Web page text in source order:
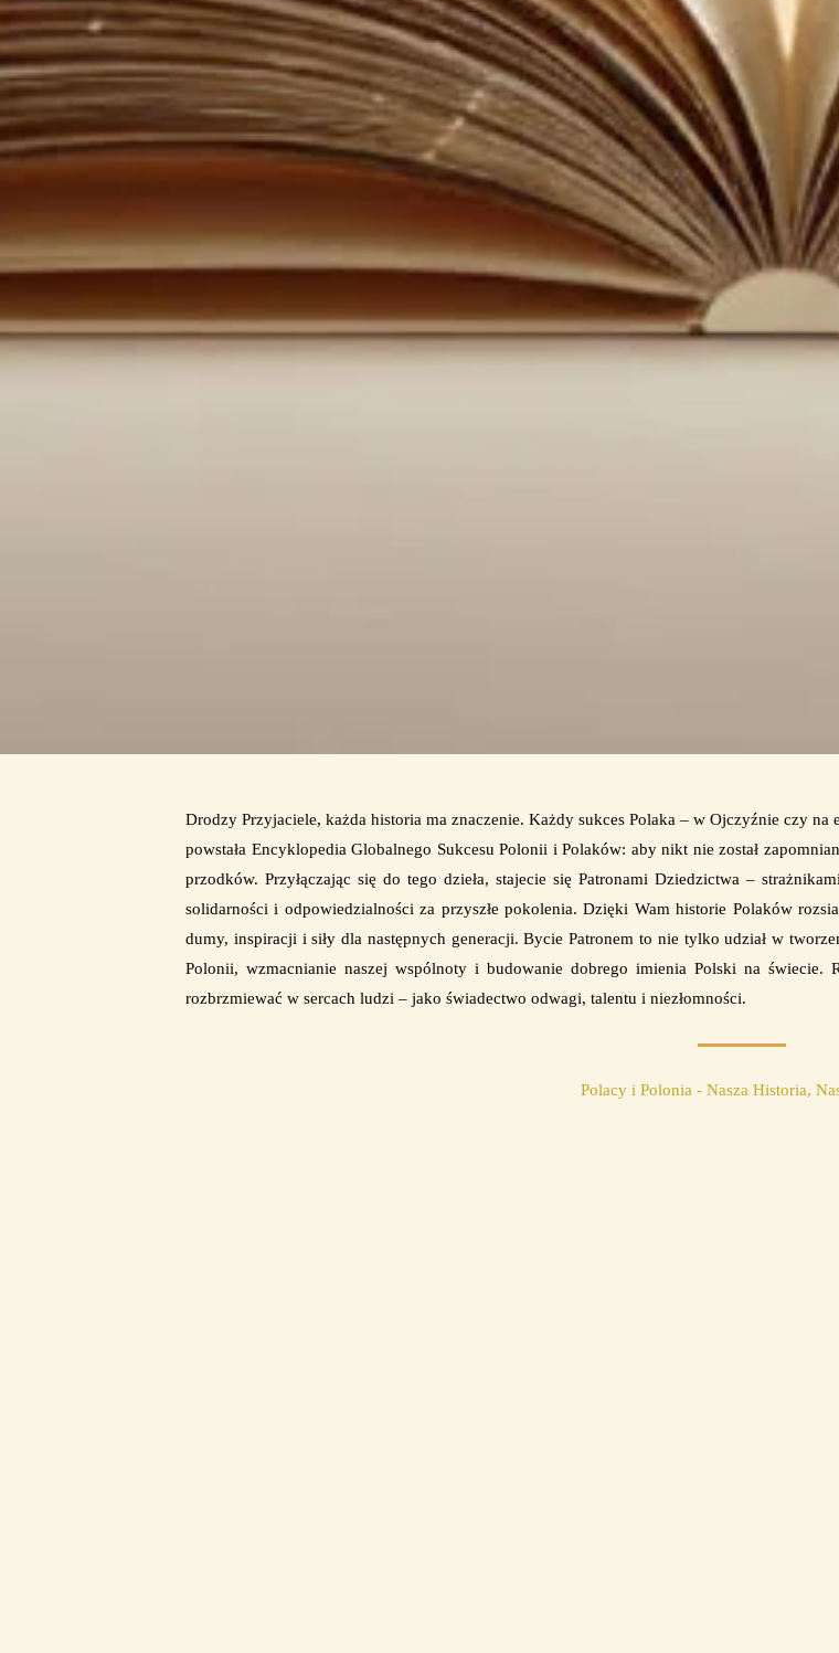
Drodzy Przyjaciele, każda historia ma znaczenie. Każdy sukces Polaka – w Ojczyźnie czy
powstała Encyklopedia Globalnego Sukcesu Polonii i Polaków: aby nikt nie został
przodków. Przyłączając się do tego dzieła, stajecie się Patronami Dziedzictwa –
solidarności i odpowiedzialności za przyszłe pokolenia. Dzięki Wam historie Polaków
dumy, inspiracji i siły dla następnych generacji. Bycie Patronem to nie tylko udział w
Polonii, wzmacnianie naszej wspólnoty i budowanie dobrego imienia Polski na świecie.
rozbrzmiewać w sercach ludzi – jako świadectwo odwagi, talentu i niezłomności.
Polacy i Polonia - Nasza Historia,